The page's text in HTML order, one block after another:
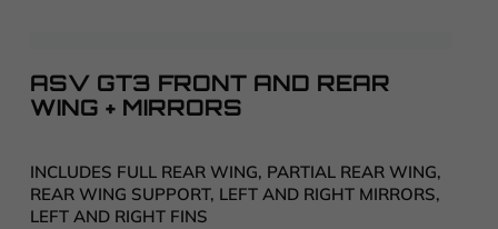
ASV GT3 FRONT AND REAR
WING + MIRRORS
INCLUDES FULL REAR WING, PARTIAL REAR WING,
REAR WING SUPPORT, LEFT AND RIGHT MIRRORS,
LEFT AND RIGHT FINS